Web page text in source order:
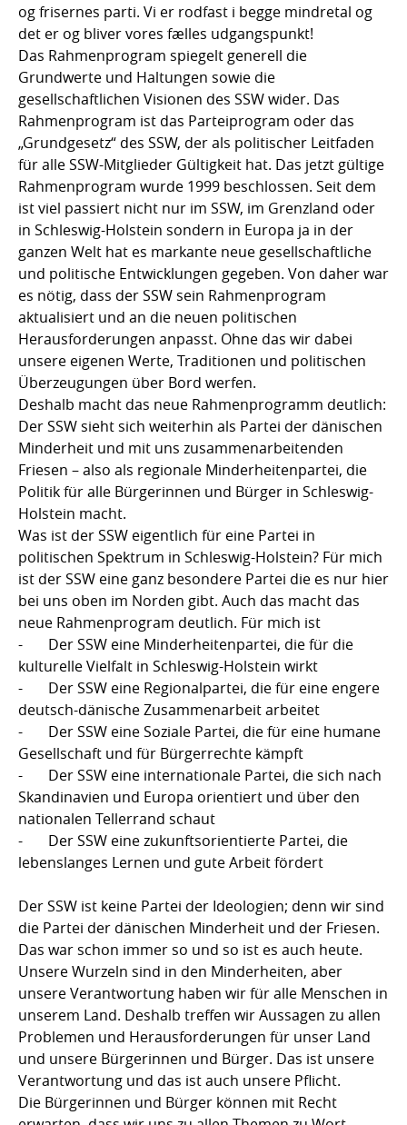
og frisernes parti. Vi er rodfast i begge mindretal og
det er og bliver vores fælles udgangspunkt!
Das Rahmenprogram spiegelt generell die
Grundwerte und Haltungen sowie die
gesellschaftlichen Visionen des SSW wider. Das
Rahmenprogram ist das Parteiprogram oder das
„Grundgesetz“ des SSW, der als politischer Leitfaden
für alle SSW-Mitglieder Gültigkeit hat. Das jetzt gültige
Rahmenprogram wurde 1999 beschlossen. Seit dem
ist viel passiert nicht nur im SSW, im Grenzland oder
in Schleswig-Holstein sondern in Europa ja in der
ganzen Welt hat es markante neue gesellschaftliche
und politische Entwicklungen gegeben. Von daher war
es nötig, dass der SSW sein Rahmenprogram
aktualisiert und an die neuen politischen
Herausforderungen anpasst. Ohne das wir dabei
unsere eigenen Werte, Traditionen und politischen
Überzeugungen über Bord werfen.
Deshalb macht das neue Rahmenprogramm deutlich:
Der SSW sieht sich weiterhin als Partei der dänischen
Minderheit und mit uns zusammenarbeitenden
Friesen – also als regionale Minderheitenpartei, die
Politik für alle Bürgerinnen und Bürger in Schleswig-
Holstein macht.
Was ist der SSW eigentlich für eine Partei in
politischen Spektrum in Schleswig-Holstein? Für mich
ist der SSW eine ganz besondere Partei die es nur hier
bei uns oben im Norden gibt. Auch das macht das
neue Rahmenprogram deutlich. Für mich ist
- Der SSW eine Minderheitenpartei, die für die
kulturelle Vielfalt in Schleswig-Holstein wirkt
- Der SSW eine Regionalpartei, die für eine engere
deutsch-dänische Zusammenarbeit arbeitet
- Der SSW eine Soziale Partei, die für eine humane
Gesellschaft und für Bürgerrechte kämpft
- Der SSW eine internationale Partei, die sich nach
Skandinavien und Europa orientiert und über den
nationalen Tellerrand schaut
- Der SSW eine zukunftsorientierte Partei, die
lebenslanges Lernen und gute Arbeit fördert
Der SSW ist keine Partei der Ideologien; denn wir sind
die Partei der dänischen Minderheit und der Friesen.
Das war schon immer so und so ist es auch heute.
Unsere Wurzeln sind in den Minderheiten, aber
unsere Verantwortung haben wir für alle Menschen in
unserem Land. Deshalb treffen wir Aussagen zu allen
Problemen und Herausforderungen für unser Land
und unsere Bürgerinnen und Bürger. Das ist unsere
Verantwortung und das ist auch unsere Pflicht.
Die Bürgerinnen und Bürger können mit Recht